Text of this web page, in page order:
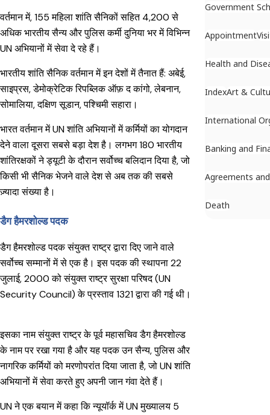
वर्तमान में, 155 महिला शांति सैनिकों सहित 4,200 से
अधिक भारतीय सैन्य और पुलिस कर्मी दुनिया भर में विभिन्न
UN अभियानों में सेवा दे रहे हैं।
भारतीय शांति सैनिक वर्तमान में इन देशों में तैनात हैं: अबेई,
साइप्रस, डेमोक्रेटिक रिपब्लिक ऑफ़ द कांगो, लेबनान,
सोमालिया, दक्षिण सूडान, पश्चिमी सहारा।
भारत वर्तमान में UN शांति अभियानों में कर्मियों का योगदान
देने वाला दूसरा सबसे बड़ा देश है। लगभग 180 भारतीय
शांतिरक्षकों ने ड्यूटी के दौरान सर्वोच्च बलिदान दिया है, जो
किसी भी सैनिक भेजने वाले देश से अब तक की सबसे
ज़्यादा संख्या है।
डैग हैमरशोल्ड पदक
डैग हैमरशोल्ड पदक संयुक्त राष्ट्र द्वारा दिए जाने वाले
सर्वोच्च सम्मानों में से एक है। इस पदक की स्थापना 22
जुलाई, 2000 को संयुक्त राष्ट्र सुरक्षा परिषद (UN
Security Council) के प्रस्ताव 1321 द्वारा की गई थी।
इसका नाम संयुक्त राष्ट्र के पूर्व महासचिव डैग हैमरशोल्ड
के नाम पर रखा गया है और यह पदक उन सैन्य, पुलिस और
नागरिक कर्मियों को मरणोपरांत दिया जाता है, जो UN शांति
अभियानों में सेवा करते हुए अपनी जान गंवा देते हैं।
UN ने एक बयान में कहा कि न्यूयॉर्क में UN मुख्यालय 5
Government
Appointment
Health and
IndexArt &
International
Banking and
Agreements
Death